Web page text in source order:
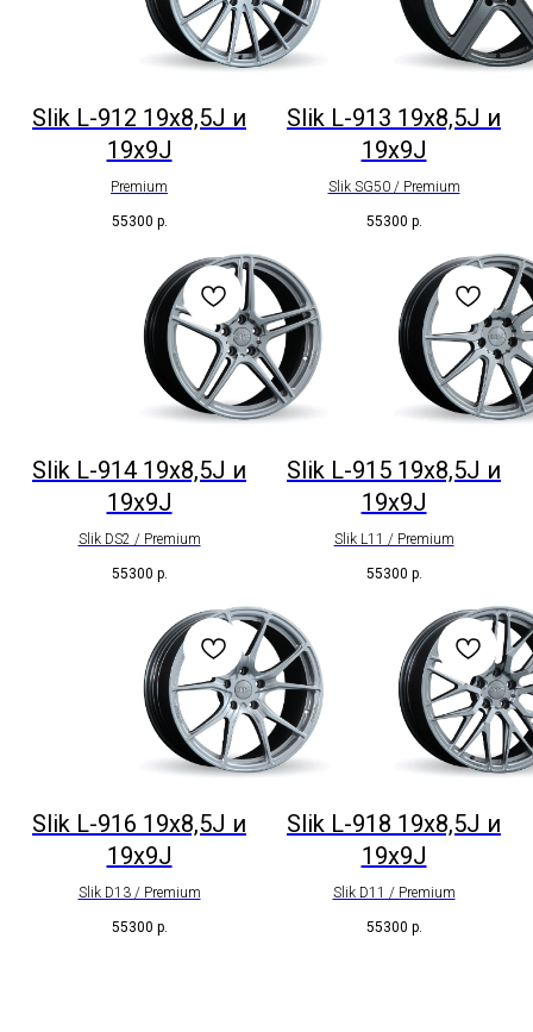
Slik L-912 19x8,5J и
19x9J
Premium
55300 р.
Slik L-913 19x8,5J и
19x9J
Slik SG50 / Premium
55300 р.
Slik L-914 19x8,5J и
19x9J
Slik DS2 / Premium
55300 р.
Slik L-915 19x8,5J и
19x9J
Slik L11 / Premium
55300 р.
Slik L-916 19x8,5J и
19x9J
Slik D13 / Premium
55300 р.
Slik L-918 19x8,5J и
19x9J
Slik D11 / Premium
55300 р.